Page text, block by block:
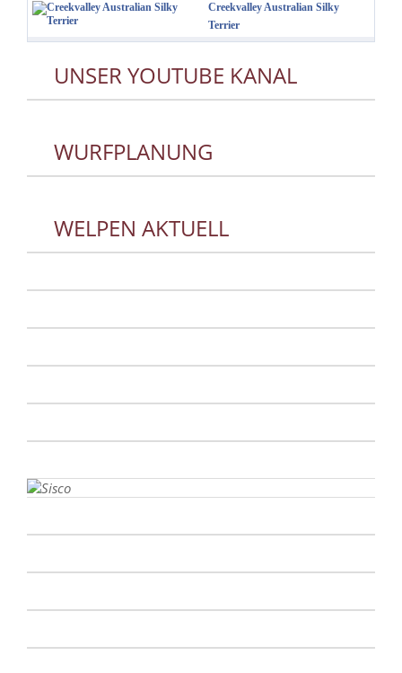
Creekvalley Australian Silky
Terrier
UNSER YOUTUBE KANAL
WURFPLANUNG
WELPEN AKTUELL